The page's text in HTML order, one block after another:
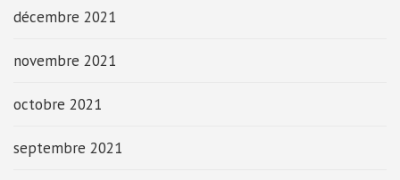
décembre 2021
novembre 2021
octobre 2021
septembre 2021